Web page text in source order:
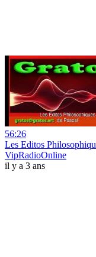
56:26
Les Editos
VipRadioOnline
il y a 3 ans